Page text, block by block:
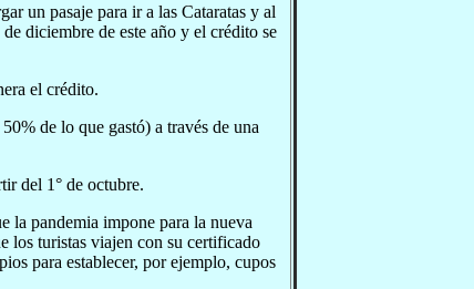
un pasaje para ir a las Cataratas y al
diciembre de este año y el crédito se
el crédito.
de lo que gastó) a través de una
del 1° de octubre.
la pandemia impone para la nueva
los turistas viajen con su certificado
para establecer, por ejemplo, cupos